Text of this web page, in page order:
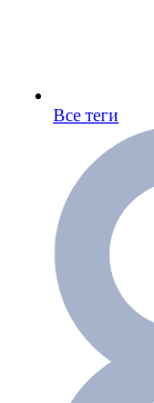
Все теги